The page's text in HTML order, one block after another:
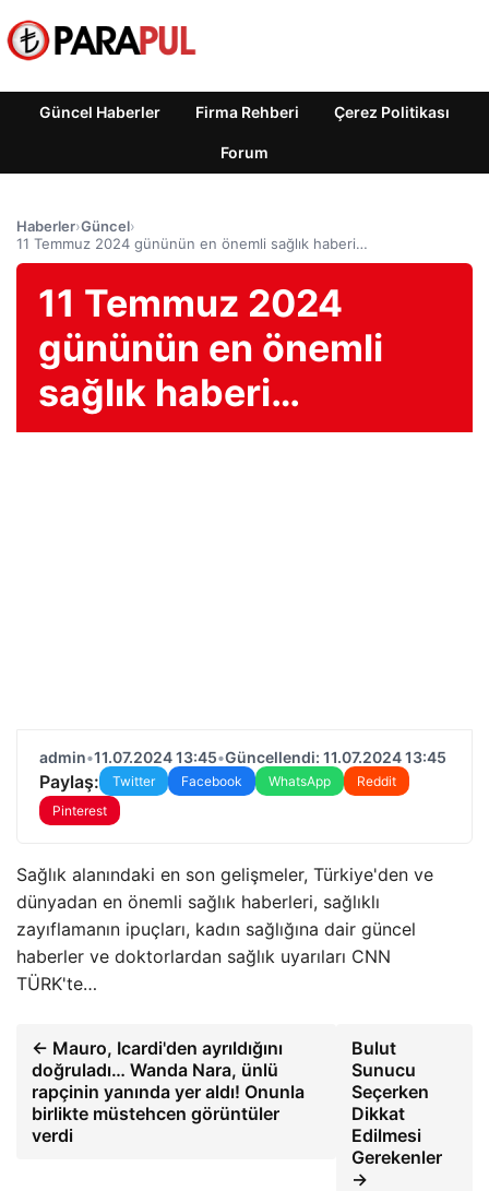
Güncel Haberler Firma Rehberi Çerez Politikası
Forum
Haberler›Güncel›
11 Temmuz 2024 gününün en önemli sağlık haberi…
11 Temmuz 2024
gününün en önemli
sağlık haberi…
admin•11.07.2024 13:45•Güncellendi: 11.07.2024 13:45
Paylaş: Twitter Facebook WhatsApp
Reddit
Pinterest
Sağlık alanındaki en son gelişmeler, Türkiye'den ve
dünyadan en önemli sağlık haberleri, sağlıklı
zayıflamanın ipuçları, kadın sağlığına dair güncel
haberler ve doktorlardan sağlık uyarıları CNN
TÜRK'te…
← Mauro, Icardi'den ayrıldığını
doğruladı… Wanda Nara, ünlü
rapçinin yanında yer aldı! Onunla
birlikte müstehcen görüntüler
verdi
Bulut
Sunucu
Seçerken
Dikkat
Edilmesi
Gerekenler
→